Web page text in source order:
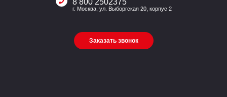
8 800 2502375
г. Москва, ул. Выборгская 20, корпус 2
Заказать звонок